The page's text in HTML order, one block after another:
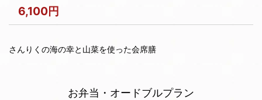
6,100円
さんりくの海の幸と山菜を使った会席膳
お弁当・オードブルプラン